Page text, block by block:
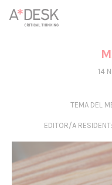
seguim necessitant-te
participar del projecte i
14
TEMA DEL
EDITOR/A RESIDENT: